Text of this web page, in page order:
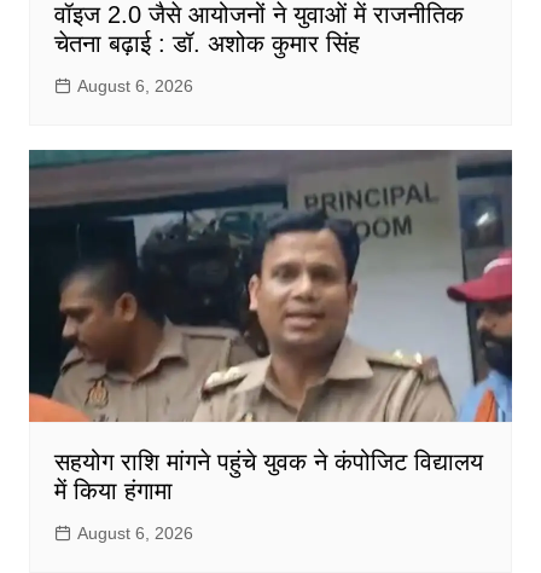
वॉइज 2.0 जैसे आयोजनों ने युवाओं में राजनीतिक
चेतना बढ़ाई : डॉ. अशोक कुमार सिंह
August 6, 2026
सहयोग राशि मांगने पहुंचे युवक ने कंपोजिट विद्यालय
में किया हंगामा
August 6, 2026